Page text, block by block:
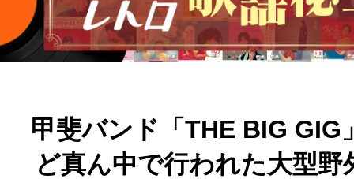
甲斐バンド「THE BIG
ど真ん中で行われた大型野